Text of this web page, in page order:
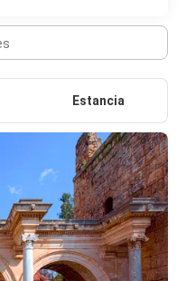
Estancia